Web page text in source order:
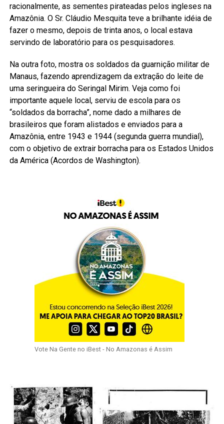
racionalmente, as sementes pirateadas pelos ingleses na
Amazônia. O Sr. Cláudio Mesquita teve a brilhante idéia de
fazer o mesmo, depois de trinta anos, o local estava
servindo de laboratório para os pesquisadores.
Na outra foto, mostra os soldados da guarnição militar de
Manaus, fazendo aprendizagem da extração do leite de
uma seringueira do Seringal Mirim. Veja como foi
importante aquele local, serviu de escola para os
“soldados da borracha”, nome dado a milhares de
brasileiros que foram alistados e enviados para a
Amazônia, entre 1943 e 1944 (segunda guerra mundial),
com o objetivo de extrair borracha para os Estados Unidos
da América (Acordos de Washington).
Vote Na Gente no iBest - No Amazonas é Assim